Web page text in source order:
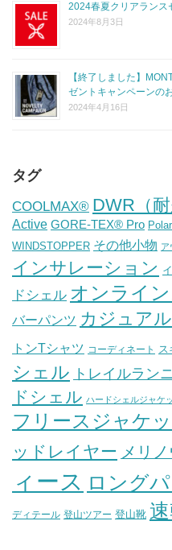
2024春夏クリアランス
2024年8月3日
【終了しました】
ゼントキャンペーンの
2024年4月16日
タグ
COOLMAX® DWR（耐
Active GORE-TEX® Pro
WINDSTOPPER その他小物 ア
インサレーション
ドシェル オンライ
バーパンツ カジュア
トンTシャツ コーディネート ス
シェル トレイルラン
ドシェル ハードシェルジャケ
フリースジャケッ
ッドレイヤー メリ
ィース ロング
ディテール 登山ツアー 登山靴